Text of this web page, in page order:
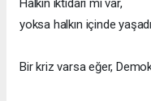
Halkın iktidarı mı var,
yoksa halkın içinde
Bir kriz varsa eğer,